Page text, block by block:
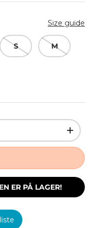
Size guide
S M
ER PÅ LAGER!